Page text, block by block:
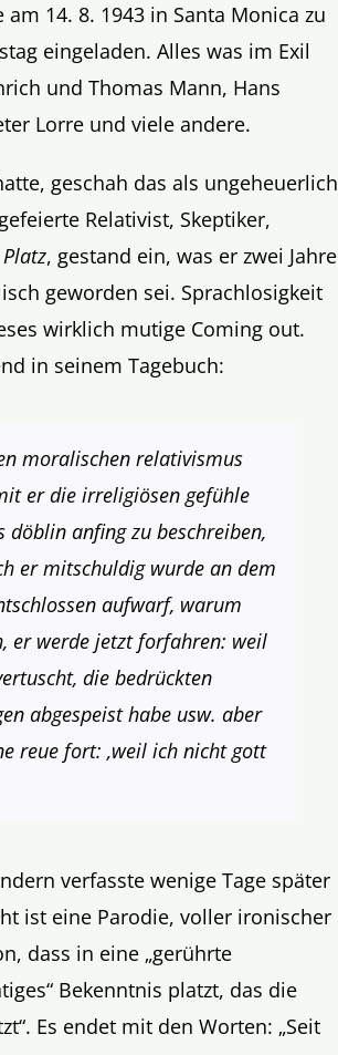
14. 8. 1943 in Santa Monica zu
eingeladen. Alles was im Exil
und Thomas Mann, Hans
Lorre und viele andere.
geschah das als ungeheuerlich
Relativist, Skeptiker,
, gestand ein, was er zwei Jahre
geworden sei. Sprachlosigkeit
wirklich mutige Coming out.
in seinem Tagebuch:
moralischen relativismus
er die irreligiösen gefühle
anfing zu beschreiben,
er mitschuldig wurde an dem
aufwarf, warum
er werde jetzt forfahren: weil
die bedrückten
abgespeist habe usw. aber
reue fort: ‚weil ich nicht gott
verfasste wenige Tage später
ist eine Parodie, voller ironischer
dass in eine „gerührte
“ Bekenntnis platzt, das die
“. Es endet mit den Worten: „Seit